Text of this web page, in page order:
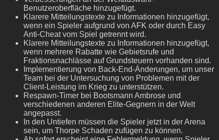
Benutzeroberfläche hinzugefügt.
Klarere Mitteilungstexte zu Informationen hinzugefügt,
wenn ein Spieler aufgrund von AFK oder durch Easy
Anti-Cheat vom Spiel getrennt wird.
Klarere Mitteilungstexte zu Informationen hinzugefügt,
wenn mehrere Rabatte wie Gebietsrufe und
Fraktionsnachlässe auf Grundsteuern vorhanden sind.
Implementierung von Back-End-Änderungen, um unser
Team bei der Untersuchung von Problemen mit der
Client-Leistung im Krieg zu unterstützen.
Respawn-Timer bei Bootsmann Ambrose und
verschiedenen anderen Elite-Gegnern in der Welt
angepasst.
In den Untiefen müssen die Spieler jetzt in der Arena
sein, um Thorpe Schaden zufügen zu können.